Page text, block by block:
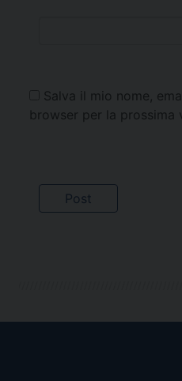
Salva il mio nome,
browser per la prossima